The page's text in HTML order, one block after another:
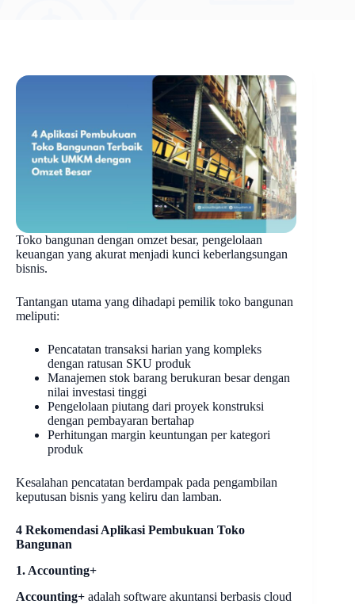
Toko bangunan dengan omzet besar, pengelolaan
keuangan yang akurat menjadi kunci keberlangsungan
bisnis.
Tantangan utama yang dihadapi pemilik toko bangunan
meliputi:
Pencatatan transaksi harian yang kompleks
dengan ratusan SKU produk
Manajemen stok barang berukuran besar dengan
nilai investasi tinggi
Pengelolaan piutang dari proyek konstruksi
dengan pembayaran bertahap
Perhitungan margin keuntungan per kategori
produk
Kesalahan pencatatan berdampak pada pengambilan
keputusan bisnis yang keliru dan lamban.
4 Rekomendasi Aplikasi Pembukuan Toko
Bangunan
1. Accounting+
Accounting+ adalah software akuntansi berbasis cloud